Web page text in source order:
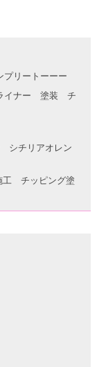
リートーーー
イナー 塗装 チ
チリアオレン
チッピング塗